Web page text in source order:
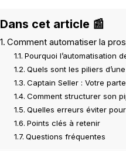
Dans cet article 📰
Comment automatiser la
Pourquoi l’automatisation
Quels sont les piliers
Captain Seller : Votre
Comment structurer son
Quelles erreurs éviter
Points clés à retenir
Questions fréquentes